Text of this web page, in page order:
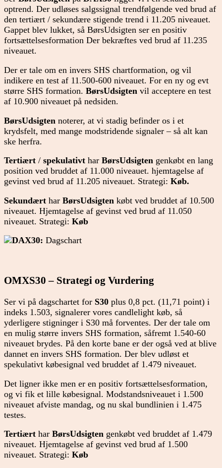
optrend. Der udløses salgssignal trendfølgende ved brud af
den tertiært / sekundære stigende trend i 11.205 niveauet.
Gappet blev lukket, så BørsUdsigten ser en positiv
fortsættelsesformation Der bekræftes ved brud af 11.235
niveauet.
Der er tale om en invers SHS chartformation, og vil
indikere en test af 11.500-600 niveauet. For en ny og evt
større SHS formation. BørsUdsigten vil acceptere en test
af 10.900 niveauet på nedsiden.
BørsUdsigten noterer, at vi stadig befinder os i et
krydsfelt, med mange modstridende signaler – så alt kan
ske herfra.
Tertiært / spekulativt har BørsUdsigten genkøbt en lang
position ved bruddet af 11.000 niveauet. hjemtagelse af
gevinst ved brud af 11.205 niveauet. Strategi: Køb.
Sekundært har BørsUdsigten købt ved bruddet af 10.500
niveauet. Hjemtagelse af gevinst ved brud af 11.050
niveauet. Strategi: Køb
DAX30: Dagschart
OMXS30 – Strategi og Vurdering
Ser vi på dagschartet for S30 plus 0,8 pct. (11,71 point) i
indeks 1.503, signalerer vores candlelight køb, så
yderligere stigninger i S30 må forventes. Der der tale om
en mulig større invers SHS formation, såfremt 1.540-60
niveauet brydes. På den korte bane er der også ved at blive
dannet en invers SHS formation. Der blev udløst et
spekulativt købesignal ved bruddet af 1.479 niveauet.
Det ligner ikke men er en positiv fortsættelsesformation,
og vi fik et lille købesignal. Modstandsniveauet i 1.500
niveauet afviste mandag, og nu skal bundlinien i 1.475
testes.
Tertiært har BørsUdsigten genkøbt ved bruddet af 1.479
niveauet. Hjemtagelse af gevinst ved brud af 1.500
niveauet. Strategi: Køb